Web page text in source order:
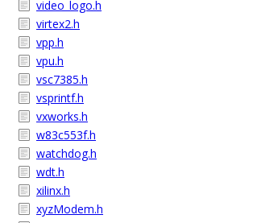
video_logo.h
virtex2.h
vpp.h
vpu.h
vsc7385.h
vsprintf.h
vxworks.h
w83c553f.h
watchdog.h
wdt.h
xilinx.h
xyzModem.h